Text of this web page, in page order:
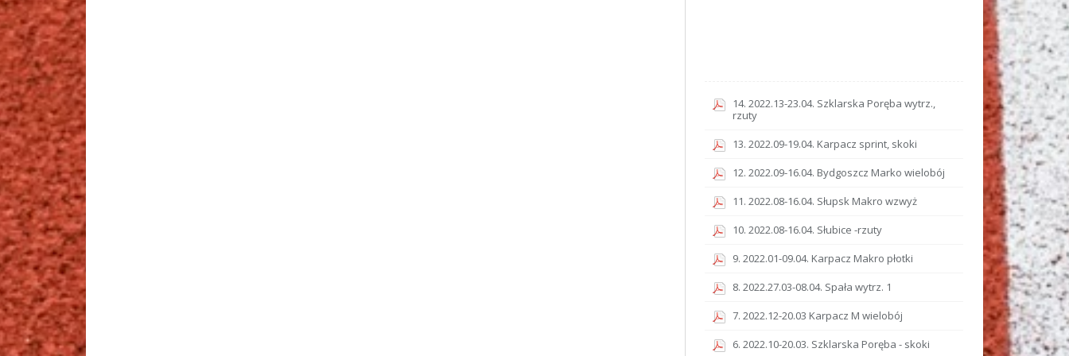
14. 2022.13-23.04. Szklarska Poręba wytrz.,
rzuty
13. 2022.09-19.04. Karpacz sprint, skoki
12. 2022.09-16.04. Bydgoszcz Marko wielobój
11. 2022.08-16.04. Słupsk Makro wzwyż
10. 2022.08-16.04. Słubice -rzuty
9. 2022.01-09.04. Karpacz Makro płotki
8. 2022.27.03-08.04. Spała wytrz. 1
7. 2022.12-20.03 Karpacz M wielobój
6. 2022.10-20.03. Szklarska Poręba - skoki